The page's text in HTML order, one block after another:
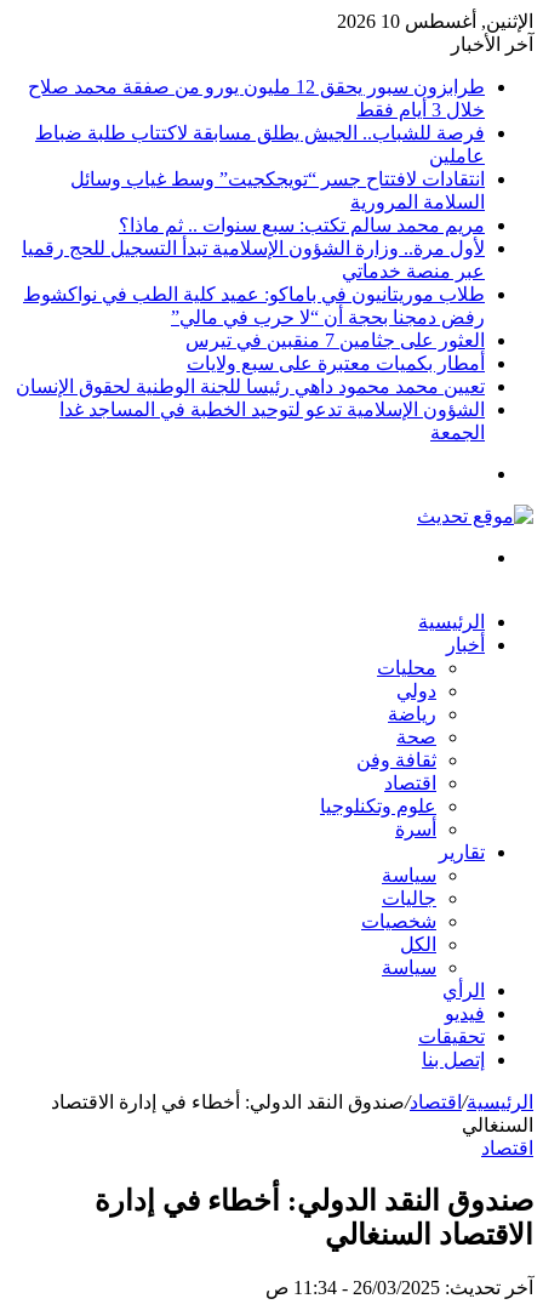
الإثنين, أغسطس 10 2026
آخر الأخبار
طرابزون سبور يحقق 12 مليون يورو من صفقة محمد صلاح
خلال 3 أيام فقط
فرصة للشباب.. الجيش يطلق مسابقة لاكتتاب طلبة ضباط
عاملين
انتقادات لافتتاح جسر “تويجكجيت” وسط غياب وسائل
السلامة المرورية
مريم محمد سالم تكتب: سبع سنوات .. ثم ماذا؟
لأول مرة.. وزارة الشؤون الإسلامية تبدأ التسجيل للحج رقميا
عبر منصة خدماتي
طلاب موريتانيون في باماكو: عميد كلية الطب في نواكشوط
رفض دمجنا بحجة أن “لا حرب في مالي”
العثور على جثامين 7 منقبين في تيرس
أمطار بكميات معتبرة على سبع ولايات
تعيين محمد محمود داهي رئيسا للجنة الوطنية لحقوق الإنسان
الشؤون الإسلامية تدعو لتوحيد الخطبة في المساجد غدا
الجمعة
الرئيسية
أخبار
محليات
دولي
رياضة
صحة
ثقافة وفن
اقتصاد
علوم وتكنلوجيا
أسرة
تقارير
سياسة
جاليات
شخصيات
الكل
سياسة
الرأي
فيديو
تحقيقات
إتصل بنا
الرئيسية/ اقتصاد/صندوق النقد الدولي: أخطاء في إدارة الاقتصاد
السنغالي
اقتصاد
صندوق النقد الدولي: أخطاء في إدارة
الاقتصاد السنغالي
آخر تحديث: 26/03/2025 - 11:34 ص